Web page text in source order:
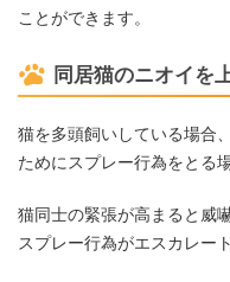
ことができます。
同居猫のニオイを
猫を多頭飼いしている場合
ためにスプレー行為をとる
猫同士の緊張が高まると威
スプレー行為がエスカレー